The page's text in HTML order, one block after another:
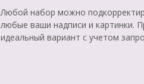
Любой набор можно
любые ваши надписи и картинки.
идеальный вариант с учетом